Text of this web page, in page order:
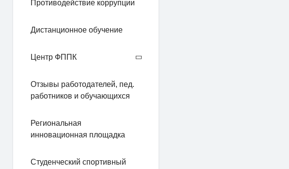
Противодействие коррупции
Дистанционное обучение
Центр ФППК
Отзывы работодателей, пед.
работников и обучающихся
Региональная
инновационная площадка
Студенческий спортивный